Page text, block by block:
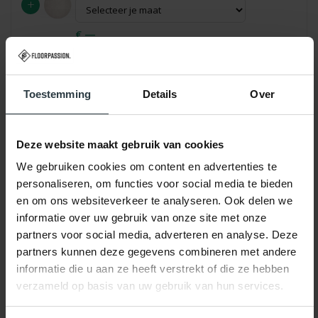
Toestemming Details Over
Deze website maakt gebruik van cookies
We gebruiken cookies om content en advertenties te
personaliseren, om functies voor social media te bieden
en om ons websiteverkeer te analyseren. Ook delen we
informatie over uw gebruik van onze site met onze
partners voor social media, adverteren en analyse. Deze
partners kunnen deze gegevens combineren met andere
informatie die u aan ze heeft verstrekt of die ze hebben
verzameld op basis van uw gebruik van hun services.
+
€ —
€ —
en veiligheid.
Reinigingsset voor tapijt & vloerkleden
€39,95
Complete verzorgingsset: incl. vlekkenspray,
vlekkenwonder, handdoekje & interieurspray.
Totaal:€ 39,95
* Definitieve prijs zie je in je winkelwagen